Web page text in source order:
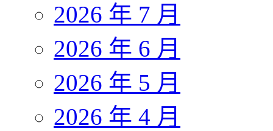
2026 年 7 月
2026 年 6 月
2026 年 5 月
2026 年 4 月